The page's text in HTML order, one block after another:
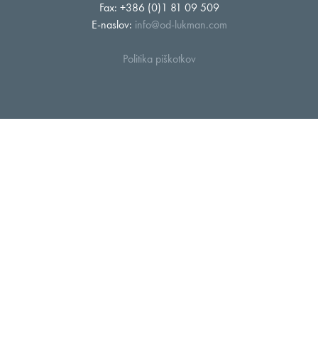
Fax: +386 (0)1 81 09 509
E-naslov: info@od-lukman.com
Politika piškotkov